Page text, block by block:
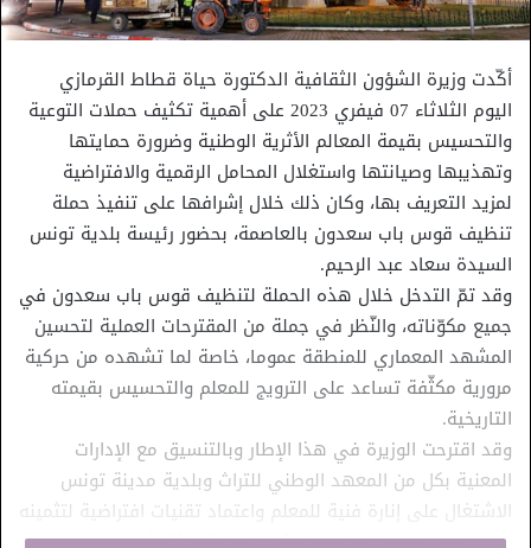
أكّدت وزيرة الشؤون الثقافية الدكتورة حياة قطاط القرمازي
اليوم الثلاثاء 07 فيفري 2023 على أهمية تكثيف حملات التوعية
والتحسيس بقيمة المعالم الأثرية الوطنية وضرورة حمايتها
وتهذيبها وصيانتها واستغلال المحامل الرقمية والافتراضية
لمزيد التعريف بها، وكان ذلك خلال إشرافها على تنفيذ حملة
تنظيف قوس باب سعدون بالعاصمة، بحضور رئيسة بلدية تونس
السيدة سعاد عبد الرحيم.
وقد تمّ التدخل خلال هذه الحملة لتنظيف قوس باب سعدون في
جميع مكوّناته، والنّظر في جملة من المقترحات العملية لتحسين
المشهد المعماري للمنطقة عموما، خاصة لما تشهده من حركية
مرورية مكثّفة تساعد على الترويج للمعلم والتحسيس بقيمته
التاريخية.
وقد اقترحت الوزيرة في هذا الإطار وبالتنسيق مع الإدارات
المعنية بكل من المعهد الوطني للتراث وبلدية مدينة تونس
الاشتغال على إنارة فنية للمعلم واعتماد تقنيات افتراضية لتثمينه